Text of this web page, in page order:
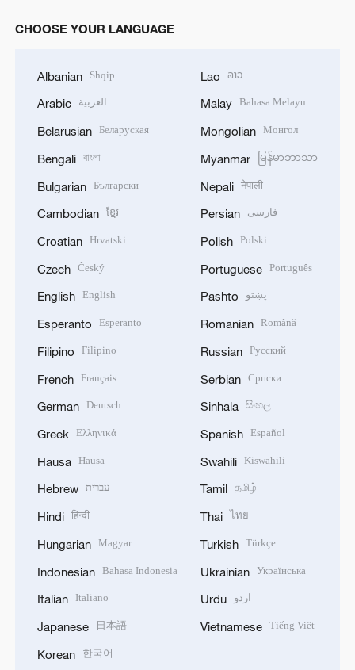
CHOOSE YOUR LANGUAGE
Albanian Shqip
Arabic العربية
Belarusian Беларуская
Bengali বাংলা
Bulgarian Български
Cambodian ខ្មែរ
Croatian Hrvatski
Czech Český
English English
Esperanto Esperanto
Filipino Filipino
French Français
German Deutsch
Greek Ελληνικά
Hausa Hausa
Hebrew עברית
Hindi हिन्दी
Hungarian Magyar
Indonesian Bahasa Indonesia
Italian Italiano
Japanese 日本語
Korean 한국어
Lao ລາວ
Malay Bahasa Melayu
Mongolian Монгол
Myanmar မြန်မာဘာသာ
Nepali नेपाली
Persian فارسی
Polish Polski
Portuguese Português
Pashto پښتو
Romanian Română
Russian Русский
Serbian Српски
Sinhala සිංහල
Spanish Español
Swahili Kiswahili
Tamil தமிழ்
Thai ไทย
Turkish Türkçe
Ukrainian Українська
Urdu اردو
Vietnamese Tiếng Việt